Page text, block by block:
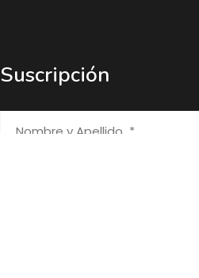
Suscripción